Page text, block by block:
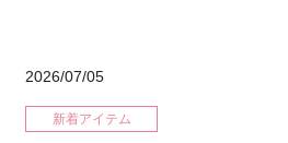
2026/07/05
新着アイテム